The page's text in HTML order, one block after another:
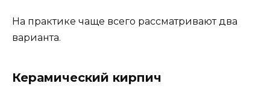
На практике чаще всего рассматривают два
варианта.
Керамический кирпич